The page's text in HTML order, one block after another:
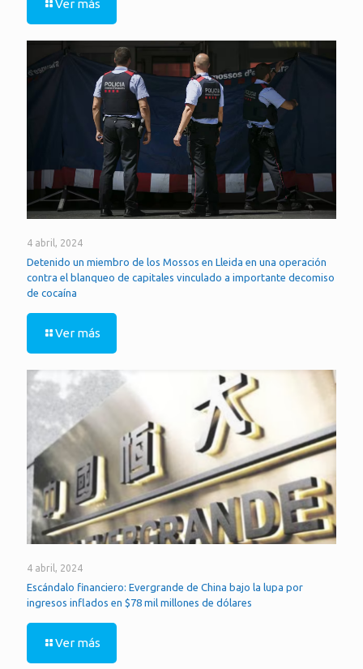
Ver más
4 abril, 2024
Detenido un miembro de los Mossos en Lleida en una operación
contra el blanqueo de capitales vinculado a importante decomiso
de cocaína
Ver más
4 abril, 2024
Escándalo financiero: Evergrande de China bajo la lupa por
ingresos inflados en $78 mil millones de dólares
Ver más